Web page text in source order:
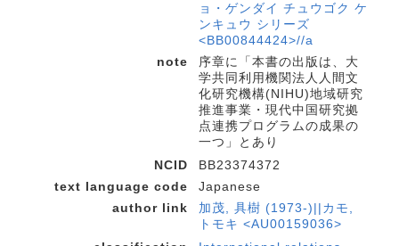
ョ・ゲンダイ チュウゴク ケ
ンキュウ シリーズ
<BB00844424>//a
note
序章に「本書の出版は、大
学共同利用機関法人人間文
化研究機構(NIHU)地域研究
推進事業・現代中国研究拠
点連携プログラムの成果の
一つ」とあり
NCID
BB23374372
text language code
Japanese
author link
加茂, 具樹 (1973-)||カモ,
トモキ <AU00159036>